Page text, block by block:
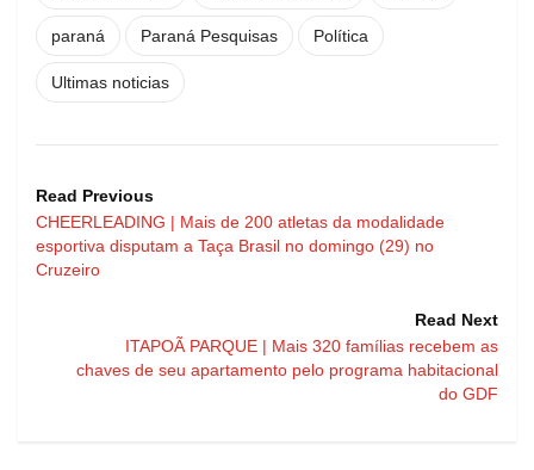
paraná Paraná Pesquisas Política
Ultimas noticias
Read Previous
CHEERLEADING | Mais de 200 atletas da modalidade
esportiva disputam a Taça Brasil no domingo (29) no
Cruzeiro
Read Next
ITAPOÃ PARQUE | Mais 320 famílias recebem as
chaves de seu apartamento pelo programa habitacional
do GDF